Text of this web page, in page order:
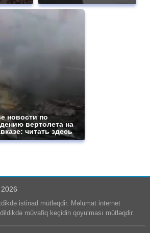
новости по
вертолета на
читать здесь
istinad mütləqdir. Məlumat internet
müvafiq keçidin qoyulması mütləqdir.